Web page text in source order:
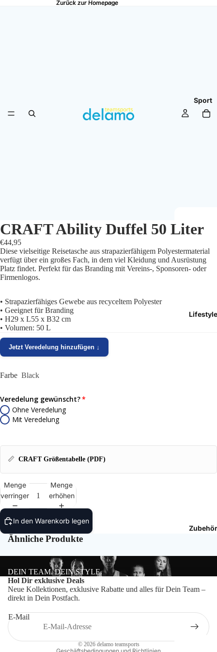
Zurück zur Homepage
Zurück zur Homepage
Sport
Trikots
Shorts
Lifestyle
T-
Hosen
Shorts
Zubehör
CRAFT Ability Duffel 50 Liter
€44,95
Diese vielseitige Reisetasche aus strapazierfähigem Polyestermaterial
verfügt über ein großes Fach, in dem viel Kleidung und Ausrüstung
Platz findet. Perfekt für das Branding mit Vereins-, Sponsoren- oder
Firmenlogos.
• Strapazierfähiges Gewebe aus recyceltem Polyester
• Geeignet für Branding
• H29 x L55 x B32 cm
• Volumen: 50 L
Jetzt Veredelung hinzufügen ↓
Farbe Black
Veredelung gewünscht?
Ohne Veredelung
Mit Veredelung
📏 CRAFT Größentabelle (PDF)
Menge
verringern
Menge
erhöhen
In den Warenkorb legen
Ähnliche Produkte
DEIN TEAM. DEIN STYLE.
Hol Dir exklusive Deals
Neue Kollektionen, exklusive Rabatte und alles für Dein Team –
direkt in Dein Postfach.
E-Mail
© 2026 delamo teamsports
Datenschutzerklärung
Impressum
Kontaktinformationen